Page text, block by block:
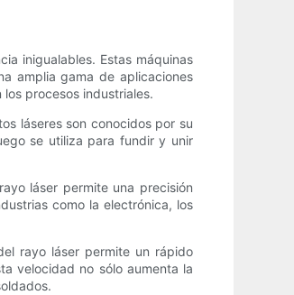
inigualables. Estas máquinas
amplia gama de aplicaciones
procesos industriales.
láseres son conocidos por su
se utiliza para fundir y unir
láser permite una precisión
como la electrónica, los
rayo láser permite un rápido
velocidad no sólo aumenta la